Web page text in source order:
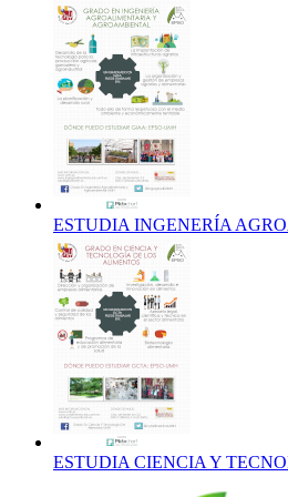
ESTUDIA INGENERÍA
ESTUDIA CIENCIA Y